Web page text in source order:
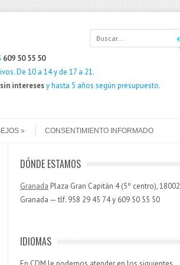
609 50 55 50
De 10 a 14 y de 17 a 21.
interesesy hasta 5 años según presupuesto.
CONSENTIMIENTO INFORMADO
DÓNDE ESTAMOS
Granada Plaza Gran Capitán 4 (5º centro), 18002
Granada — tlf. 958 29 45 74 y 609 50 55 50
IDIOMAS